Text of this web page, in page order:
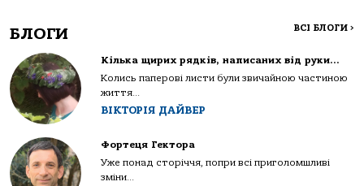
БЛОГИ ВСІ БЛОГИ >
Кілька щирих рядків, написаних від руки…
Колись паперові листи були звичайною частиною
життя...
ВІКТОРІЯ ДАЙВЕР
Фортеця Гектора
Уже понад сторіччя, попри всі приголомшливі
зміни...